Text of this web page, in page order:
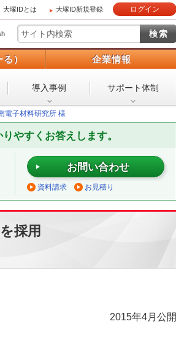
大塚IDとは 大塚ID新規登録 ログイン
） 企業情報
導入事例 サポート体制
電子材料研究所 様
やすくお答えします。
お問い合わせ
資料請求 お見積り
採用
2015年4月公開